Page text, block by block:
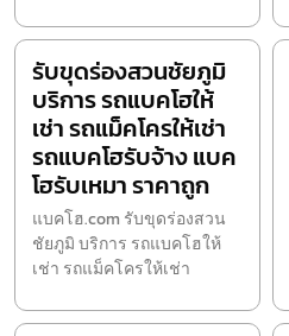
รับขุดร่องสวนชัยภูมิ
บริการ รถแบคโฮให้
เช่า รถแม็คโครให้เช่า
รถแบคโฮรับจ้าง แบค
โฮรับเหมา ราคาถูก
แบคโฮ.com รับขุดร่องสวน
ชัยภูมิ บริการ รถแบคโฮให้
เช่า รถแม็คโครให้เช่า